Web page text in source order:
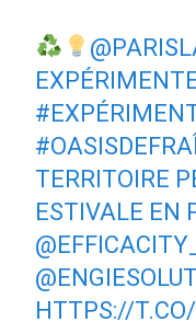
TERRITOIRE
ESTIVALE EN
HTTPS://